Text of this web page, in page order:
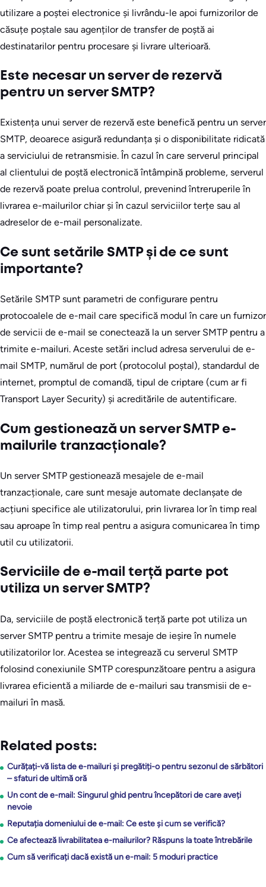
utilizare a poștei electronice și livrându-le apoi furnizorilor de
căsuțe poștale sau agenților de transfer de poștă ai
destinatarilor pentru procesare și livrare ulterioară.
Este necesar un server de rezervă
pentru un server SMTP?
Existența unui server de rezervă este benefică pentru un server
SMTP, deoarece asigură redundanța și o disponibilitate ridicată
a serviciului de retransmisie. În cazul în care serverul principal
al clientului de poștă electronică întâmpină probleme, serverul
de rezervă poate prelua controlul, prevenind întreruperile în
livrarea e-mailurilor chiar și în cazul serviciilor terțe sau al
adreselor de e-mail personalizate.
Ce sunt setările SMTP și de ce sunt
importante?
Setările SMTP sunt parametri de configurare pentru
protocoalele de e-mail care specifică modul în care un furnizor
de servicii de e-mail se conectează la un server SMTP pentru a
trimite e-mailuri. Aceste setări includ adresa serverului de e-
mail SMTP, numărul de port (protocolul poștal), standardul de
internet, promptul de comandă, tipul de criptare (cum ar fi
Transport Layer Security) și acreditările de autentificare.
Cum gestionează un server SMTP e-
mailurile tranzacționale?
Un server SMTP gestionează mesajele de e-mail
tranzacționale, care sunt mesaje automate declanșate de
acțiuni specifice ale utilizatorului, prin livrarea lor în timp real
sau aproape în timp real pentru a asigura comunicarea în timp
util cu utilizatorii.
Serviciile de e-mail terță parte pot
utiliza un server SMTP?
Da, serviciile de poștă electronică terță parte pot utiliza un
server SMTP pentru a trimite mesaje de ieșire în numele
utilizatorilor lor. Acestea se integrează cu serverul SMTP
folosind conexiunile SMTP corespunzătoare pentru a asigura
livrarea eficientă a miliarde de e-mailuri sau transmisii de e-
mailuri în masă.
Related posts:
Curățați-vă lista de e-mailuri și pregătiți-o pentru sezonul de sărbători
– sfaturi de ultimă oră
Un cont de e-mail: Singurul ghid pentru începători de care aveți
nevoie
Reputația domeniului de e-mail: Ce este și cum se verifică?
Ce afectează livrabilitatea e-mailurilor? Răspuns la toate întrebările
Cum să verificați dacă există un e-mail: 5 moduri practice